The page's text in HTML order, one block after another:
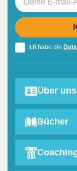
Ich habe die
Über uns
Bücher